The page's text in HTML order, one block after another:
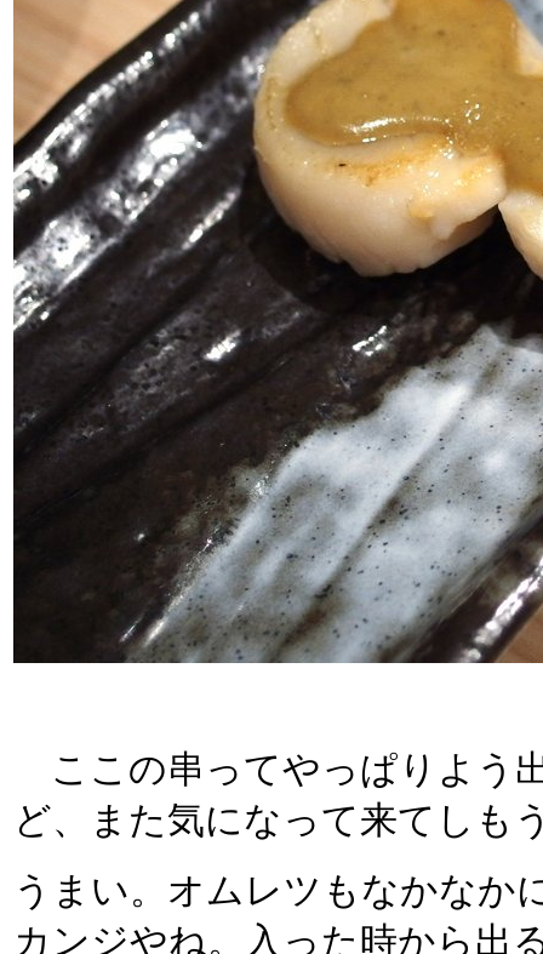
ここの串ってやっぱりよう
ど、また気になって来てしも
うまい。オムレツもなかなか
カンジやね。入った時から出